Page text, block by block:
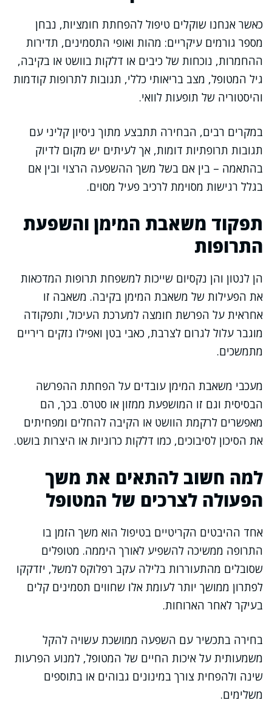
כאשר אנחנו שוקלים טיפול להפחתת חומציות, נבחן
מספר גורמים עיקריים: מהות ואופי התסמינים, תדירות
ההחמרות, נוכחות של כיבים או דלקות בוושט או בקיבה,
גיל המטופל, מצב בריאותי כללי, תגובות לתרופות קודמות
והיסטוריה של תופעות לוואי.
במקרים רבים, הבחירה תתבצע מתוך ניסיון קליני עם
תגובות תרופתיות דומות, אך לעיתים יש מקום לדיוק
בהתאמה – בין אם בשל משך ההשפעה הרצוי ובין אם
בגלל רגישות מסוימת לרכיב פעיל מסוים.
תפקוד משאבת המימן והשפעת
התרופות
הן לנטון והן נקסיום שייכות למשפחת תרופות המדכאות
את הפעילות של משאבת המימן בקיבה. משאבה זו
אחראית על הפרשת חומצה למערכת העיכול, ותפקודה
מוגבר עלול לגרום לצרבת, כאבי בטן ואפילו נזקים ריריים
מתמשכים.
מעכבי משאבת המימן עובדים על הפחתת ההפרשה
הבסיסית וגם זו המושפעת ממזון או סטרס. בכך, הם
מאפשרים לרקמת הוושט או הקיבה להחלים ומפחיתים
את הסיכון לסיבוכים, כמו דלקות כרוניות או היצרות בושט.
למה חשוב להתאים את משך
הפעולה לצרכים של המטופל
אחד ההיבטים הקריטיים בטיפול הוא משך הזמן בו
התרופה ממשיכה להשפיע לאורך היממה. מטופלים
שסובלים מהתעוררות בלילה עקב רפלוקס למשל, יזדקקו
לפתרון ממושך יותר לעומת אלו שחווים תסמינים קלים
בעיקר לאחר הארוחות.
בחירה בתכשיר עם השפעה ממושכת עשויה להקל
משמעותית על איכות החיים של המטופל, למנוע הפרעות
שינה ולהפחית צורך במינונים גבוהים או בתוספים
משלימים.